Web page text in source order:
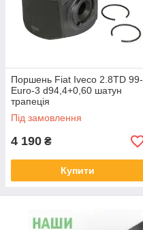
Поршень Fiat Iveco 2.8TD 99-
Euro-3 d94,4+0,60 шатун
трапеція
Під замовлення
4 190 ₴
Купити